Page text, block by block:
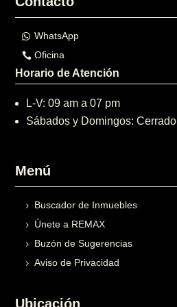
WhatsApp
Oficina
Horario de Atención
L-V: 09 am a 07 pm
Sábados y Domingos: Cerrado
Menú
Buscador de Inmuebles
Únete a REMAX
Buzón de Sugerencias
Aviso de Privacidad
Ubicación